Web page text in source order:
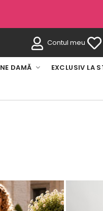
Contul meu
DAMĂ EXCLUSIV LA